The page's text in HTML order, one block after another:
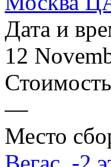
Дата и
12
Стоимость
—
Место